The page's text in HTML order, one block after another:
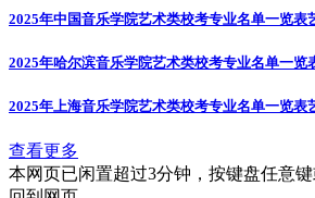
2025年中国音乐学院艺术类校考专业名单一览表
2025年哈尔滨音乐学院艺术类校考专业名单一览
2025年上海音乐学院艺术类校考专业名单一览表
查看更多
本网页已闲置超过3分钟，按键盘任意